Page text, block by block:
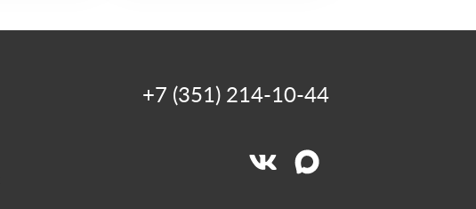
+7 (351) 214-10-44